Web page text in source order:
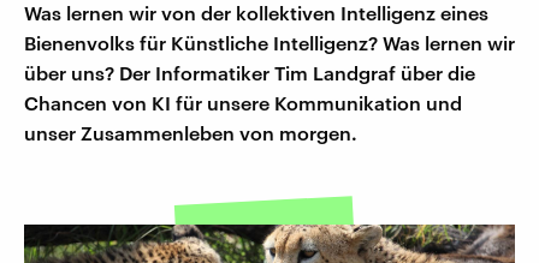
Was lernen wir von der kollektiven Intelligenz eines
Bienenvolks für Künstliche Intelligenz? Was lernen wir
über uns? Der Informatiker Tim Landgraf über die
Chancen von KI für unsere Kommunikation und
unser Zusammenleben von morgen.